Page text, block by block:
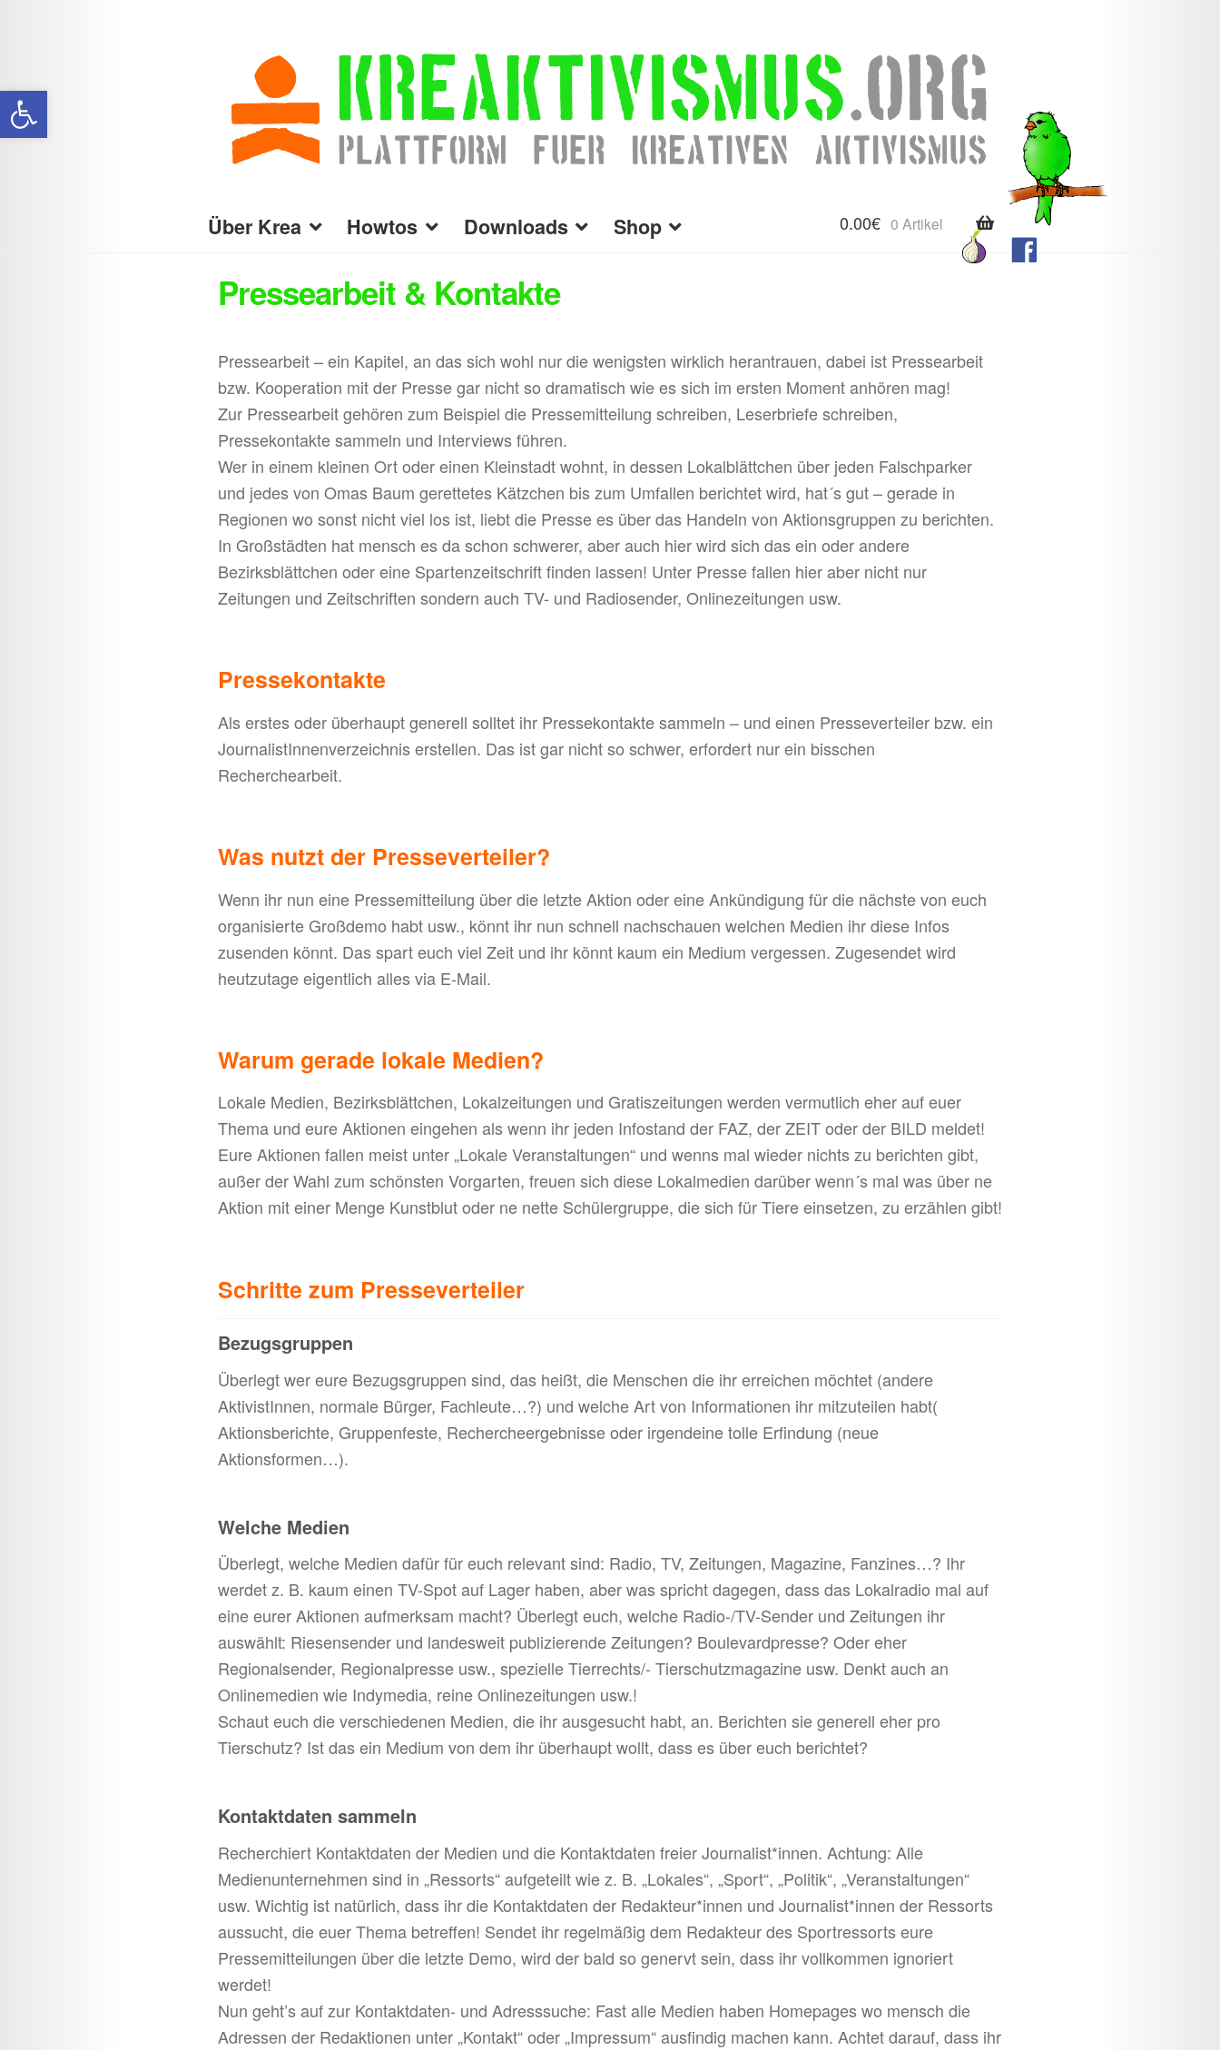
Werkzeugleiste öffnen
Navigation
springen
Inhalt
springen
Über Krea Howtos Downloads Shop 0.00€ 0 Artikel
Pressearbeit & Kontakte
Pressearbeit – ein Kapitel, an das sich wohl nur die wenigsten wirklich herantrauen, dabei ist Pressearbeit
bzw. Kooperation mit der Presse gar nicht so dramatisch wie es sich im ersten Moment anhören mag!
Zur Pressearbeit gehören zum Beispiel die Pressemitteilung schreiben, Leserbriefe schreiben,
Pressekontakte sammeln und Interviews führen.
Wer in einem kleinen Ort oder einen Kleinstadt wohnt, in dessen Lokalblättchen über jeden Falschparker
und jedes von Omas Baum gerettetes Kätzchen bis zum Umfallen berichtet wird, hat´s gut – gerade in
Regionen wo sonst nicht viel los ist, liebt die Presse es über das Handeln von Aktionsgruppen zu berichten.
In Großstädten hat mensch es da schon schwerer, aber auch hier wird sich das ein oder andere
Bezirksblättchen oder eine Spartenzeitschrift finden lassen! Unter Presse fallen hier aber nicht nur
Zeitungen und Zeitschriften sondern auch TV- und Radiosender, Onlinezeitungen usw.
Pressekontakte
Als erstes oder überhaupt generell solltet ihr Pressekontakte sammeln – und einen Presseverteiler bzw. ein
JournalistInnenverzeichnis erstellen. Das ist gar nicht so schwer, erfordert nur ein bisschen
Recherchearbeit.
Was nutzt der Presseverteiler?
Wenn ihr nun eine Pressemitteilung über die letzte Aktion oder eine Ankündigung für die nächste von euch
organisierte Großdemo habt usw., könnt ihr nun schnell nachschauen welchen Medien ihr diese Infos
zusenden könnt. Das spart euch viel Zeit und ihr könnt kaum ein Medium vergessen. Zugesendet wird
heutzutage eigentlich alles via E-Mail.
Warum gerade lokale Medien?
Lokale Medien, Bezirksblättchen, Lokalzeitungen und Gratiszeitungen werden vermutlich eher auf euer
Thema und eure Aktionen eingehen als wenn ihr jeden Infostand der FAZ, der ZEIT oder der BILD meldet!
Eure Aktionen fallen meist unter „Lokale Veranstaltungen“ und wenns mal wieder nichts zu berichten gibt,
außer der Wahl zum schönsten Vorgarten, freuen sich diese Lokalmedien darüber wenn´s mal was über ne
Aktion mit einer Menge Kunstblut oder ne nette Schülergruppe, die sich für Tiere einsetzen, zu erzählen gibt!
Schritte zum Presseverteiler
Bezugsgruppen
Überlegt wer eure Bezugsgruppen sind, das heißt, die Menschen die ihr erreichen möchtet (andere
AktivistInnen, normale Bürger, Fachleute…?) und welche Art von Informationen ihr mitzuteilen habt(
Aktionsberichte, Gruppenfeste, Rechercheergebnisse oder irgendeine tolle Erfindung (neue
Aktionsformen…).
Welche Medien
Überlegt, welche Medien dafür für euch relevant sind: Radio, TV, Zeitungen, Magazine, Fanzines…? Ihr
werdet z. B. kaum einen TV-Spot auf Lager haben, aber was spricht dagegen, dass das Lokalradio mal auf
eine eurer Aktionen aufmerksam macht? Überlegt euch, welche Radio-/TV-Sender und Zeitungen ihr
auswählt: Riesensender und landesweit publizierende Zeitungen? Boulevardpresse? Oder eher
Regionalsender, Regionalpresse usw., spezielle Tierrechts/- Tierschutzmagazine usw. Denkt auch an
Onlinemedien wie Indymedia, reine Onlinezeitungen usw.!
Schaut euch die verschiedenen Medien, die ihr ausgesucht habt, an. Berichten sie generell eher pro
Tierschutz? Ist das ein Medium von dem ihr überhaupt wollt, dass es über euch berichtet?
Kontaktdaten sammeln
Recherchiert Kontaktdaten der Medien und die Kontaktdaten freier Journalist*innen. Achtung: Alle
Medienunternehmen sind in „Ressorts“ aufgeteilt wie z. B. „Lokales“, „Sport“, „Politik“, „Veranstaltungen“
usw. Wichtig ist natürlich, dass ihr die Kontaktdaten der Redakteur*innen und Journalist*innen der Ressorts
aussucht, die euer Thema betreffen! Sendet ihr regelmäßig dem Redakteur des Sportressorts eure
Pressemitteilungen über die letzte Demo, wird der bald so genervt sein, dass ihr vollkommen ignoriert
werdet!
Nun geht’s auf zur Kontaktdaten- und Adresssuche: Fast alle Medien haben Homepages wo mensch die
Adressen der Redaktionen unter „Kontakt“ oder „Impressum“ ausfindig machen kann. Achtet darauf, dass ihr